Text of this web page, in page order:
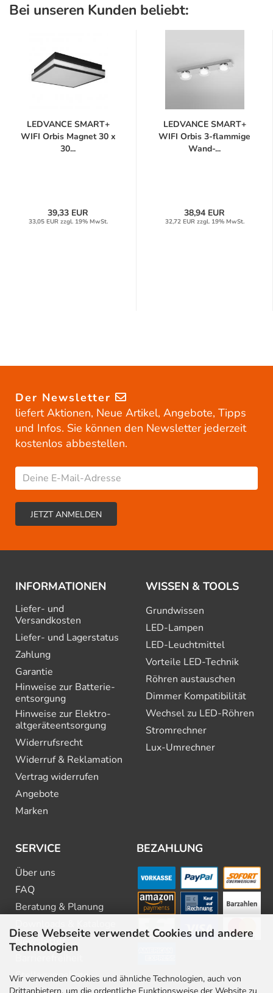
Diese Webseite verwendet Cookies und andere
Technologien
Wir verwenden Cookies und ähnliche Technologien, auch von
Drittanbietern, um die ordentliche Funktionsweise der Website zu
Bei unseren Kunden beliebt:
LEDVANCE SMART+
WIFI Orbis Magnet 30 x
30...
39,33 EUR
33,05 EUR zzgl. 19% MwSt.
LEDVANCE SMART+
WIFI Orbis 3-flammige
Wand-...
38,94 EUR
32,72 EUR zzgl. 19% MwSt.
Der Newsletter
liefert Aktionen, Neue Artikel, Angebote, Tipps
und Infos. Sie können den Newsletter jederzeit
kostenlos abbestellen.
INFORMATIONEN
Liefer- und
Versandkosten
Liefer- und Lagerstatus
Zahlung
Garantie
Hinweise zur Batterie­
entsorgung
Hinweise zur Elektro­
altgeräte­entsorgung
Widerrufsrecht
Widerruf & Reklamation
Vertrag widerrufen
Angebote
Marken
WISSEN & TOOLS
Grundwissen
LED-Lampen
LED-Leuchtmittel
Vorteile LED-Technik
Röhren austauschen
Dimmer Kompatibilität
Wechsel zu LED-Röhren
Stromrechner
Lux-Umrechner
SERVICE
Über uns
FAQ
Beratung & Planung
Newsletter
Stellenangebote
BEZAHLUNG